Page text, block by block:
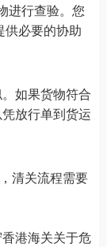
进行查验。您
供必要的协助
如果货物符合
放行单到货运
清关流程需要
港海关关于危